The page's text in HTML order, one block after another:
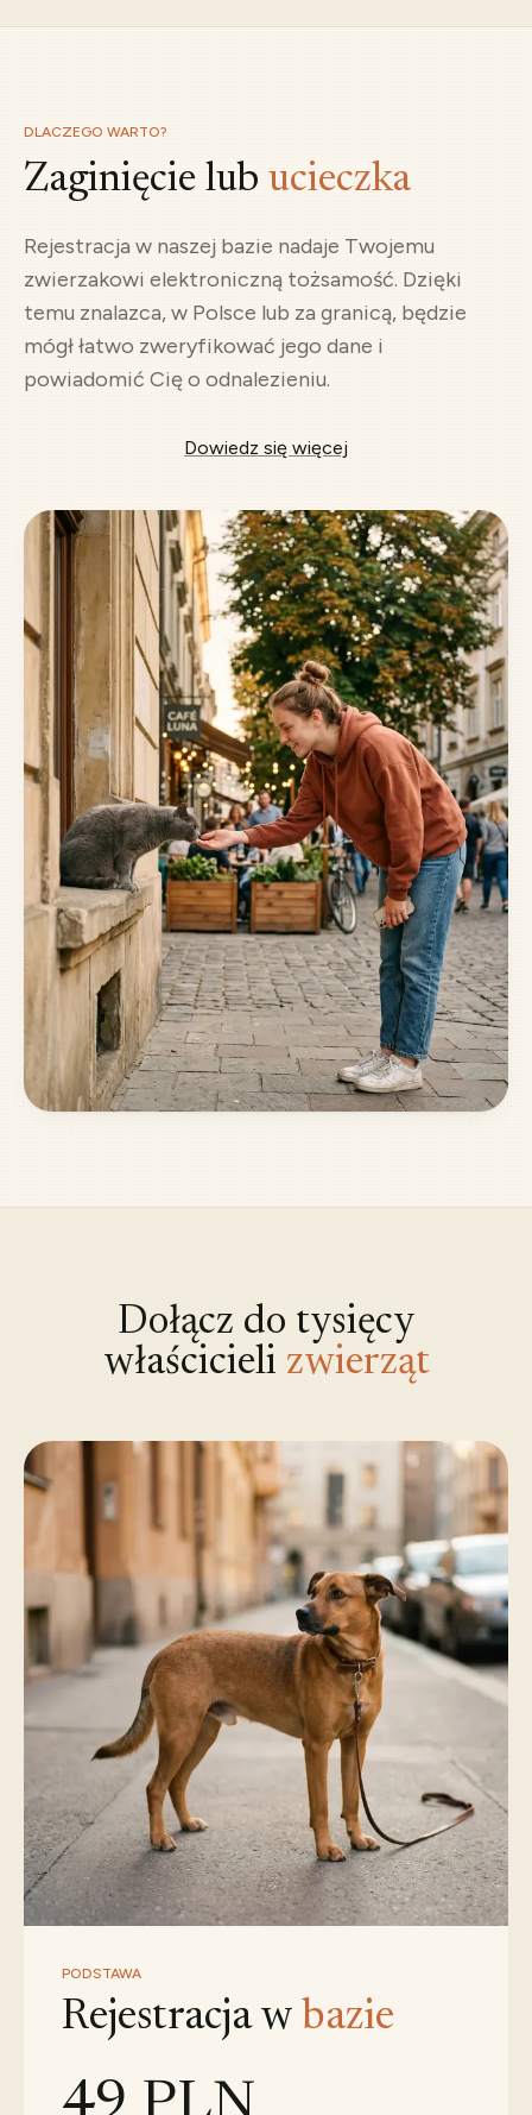
DLACZEGO WARTO?
Zaginięcie lub ucieczka
Rejestracja w naszej bazie nadaje Twojemu
zwierzakowi elektroniczną tożsamość. Dzięki
temu znalazca, w Polsce lub za granicą, będzie
mógł łatwo zweryfikować jego dane i
powiadomić Cię o odnalezieniu.
Dowiedz się więcej
Dołącz do tysięcy
właścicieli zwierząt
PODSTAWA
Rejestracja w bazie